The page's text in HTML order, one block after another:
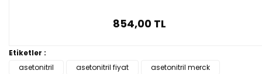
854,00 TL
Etiketler :
asetonitril
asetonitril fiyat
asetonitril merck